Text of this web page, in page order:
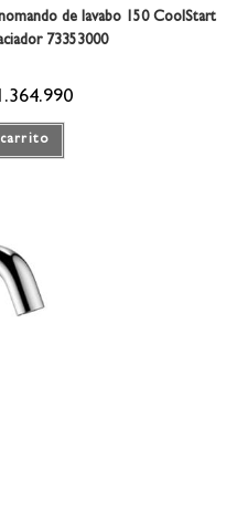
de lavabo 150 CoolStart
73353000
1.364.990